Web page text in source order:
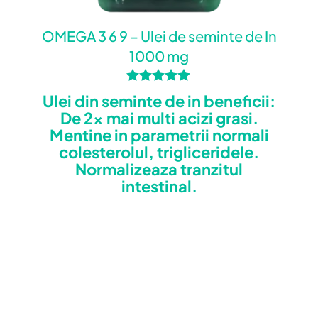
OMEGA 3 6 9 – Ulei de seminte de In
1000 mg
Evaluat la
5.00
din 5
Ulei din seminte de in beneficii:
De 2x mai multi acizi grasi.
Mentine in parametrii normali
colesterolul, trigliceridele.
Normalizeaza tranzitul
intestinal.